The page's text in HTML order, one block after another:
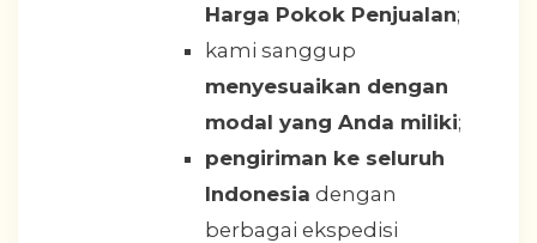
Harga Pokok Penjualan;
kami sanggup
menyesuaikan dengan
modal yang Anda miliki;
pengiriman ke seluruh
Indonesia dengan
berbagai ekspedisi